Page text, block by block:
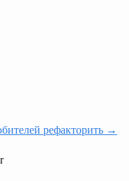
рефакторить →